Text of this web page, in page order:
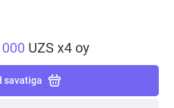
UZS x4 oy
savatiga